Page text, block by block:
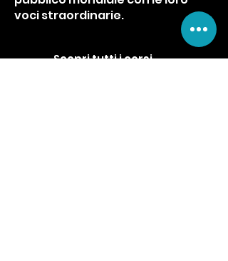
voci straordinarie.
Scopri tutti i corsi